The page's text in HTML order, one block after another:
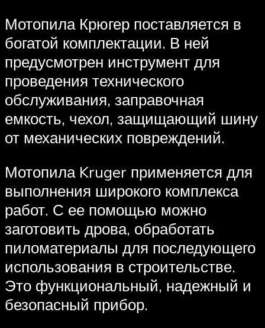
Мотопила Крюгер поставляется в
богатой комплектации. В ней
предусмотрен инструмент для
проведения технического
обслуживания, заправочная
емкость, чехол, защищающий шину
от механических повреждений.
Мотопила Kruger применяется для
выполнения широкого комплекса
работ. С ее помощью можно
заготовить дрова, обработать
пиломатериалы для последующего
использования в строительстве.
Это функциональный, надежный и
безопасный прибор.